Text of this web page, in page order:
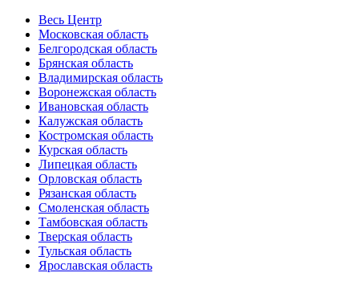
Весь Центр
Московская область
Белгородская область
Брянская область
Владимирская область
Воронежская область
Ивановская область
Калужская область
Костромская область
Курская область
Липецкая область
Орловская область
Рязанская область
Смоленская область
Тамбовская область
Тверская область
Тульская область
Ярославская область